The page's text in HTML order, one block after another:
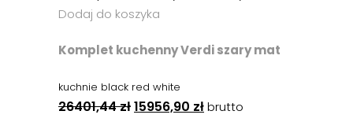
Dodaj do koszyka
Komplet kuchenny Verdi szary mat
kuchnie black red white
26401,44zł15956,90 złbrutto